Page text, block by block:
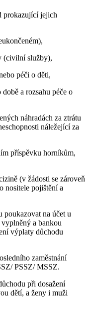
prokazující jejich
(civilní služby),
péči o děti,
a rozsahu péče o
náhradách za ztrátu
náležející za
příspěvku horníkům,
(v žádosti se zároveň
nositele pojištění a
poukazovat na účet u
a bankou
výplaty důchodu
zaměstnání
PSSZ/ MSSZ.
při dosažení
dětí, a ženy i muži